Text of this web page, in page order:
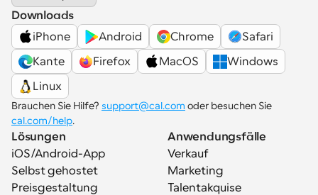
Downloads
iPhone
Android Chrome
Safari
Kante
Firefox MacOS
Windows
Linux
Brauchen Sie Hilfe? support@cal.com
cal.com/help.
Lösungen
iOS/Android-App
Selbst gehostet
Preisgestaltung
Anwendungsfälle
Verkauf
Marketing
Talentakquise